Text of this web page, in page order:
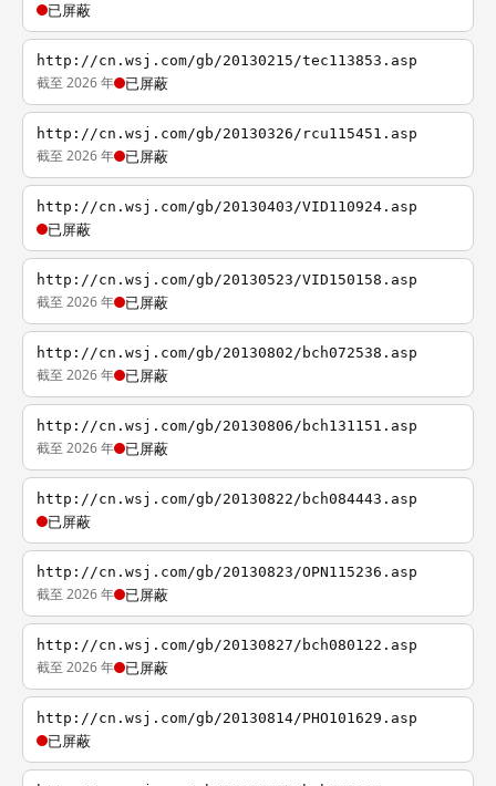
已屏蔽
http://cn.wsj.com/gb/20130215/tec113853.asp
截至 2026 年 已屏蔽
http://cn.wsj.com/gb/20130326/rcu115451.asp
截至 2026 年 已屏蔽
http://cn.wsj.com/gb/20130403/VID110924.asp
已屏蔽
http://cn.wsj.com/gb/20130523/VID150158.asp
截至 2026 年 已屏蔽
http://cn.wsj.com/gb/20130802/bch072538.asp
截至 2026 年 已屏蔽
http://cn.wsj.com/gb/20130806/bch131151.asp
截至 2026 年 已屏蔽
http://cn.wsj.com/gb/20130822/bch084443.asp
已屏蔽
http://cn.wsj.com/gb/20130823/OPN115236.asp
截至 2026 年 已屏蔽
http://cn.wsj.com/gb/20130827/bch080122.asp
截至 2026 年 已屏蔽
http://cn.wsj.com/gb/20130814/PHO101629.asp
已屏蔽